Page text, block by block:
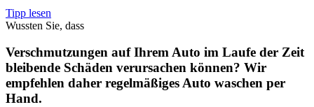
Tipp lesen
Wussten Sie, dass
Verschmutzungen auf Ihrem Auto im Laufe der Zeit
bleibende Schäden verursachen können? Wir
empfehlen daher regelmäßiges Auto waschen per
Hand.